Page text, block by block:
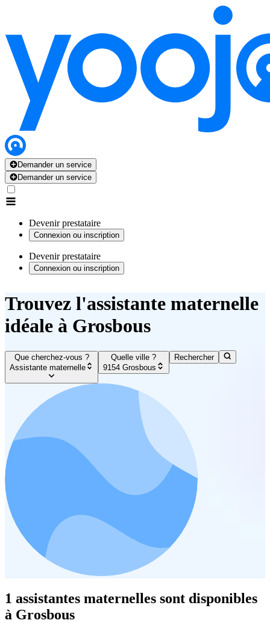
Demander un service
Demander un service
Devenir prestataire
Connexion ou inscription
Devenir prestataire
Connexion ou inscription
Trouvez l'assistante maternelle
idéale à Grosbous
Que cherchez-vous ?
Assistante maternelle
Quelle ville ?
9154 Grosbous
Rechercher
1 assistantes maternelles sont disponibles
à Grosbous